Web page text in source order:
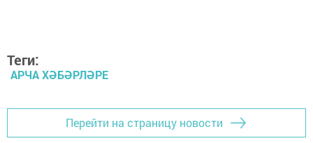
Теги:
АРЧА ХӘБӘРЛӘРЕ
Перейти на страницу новости